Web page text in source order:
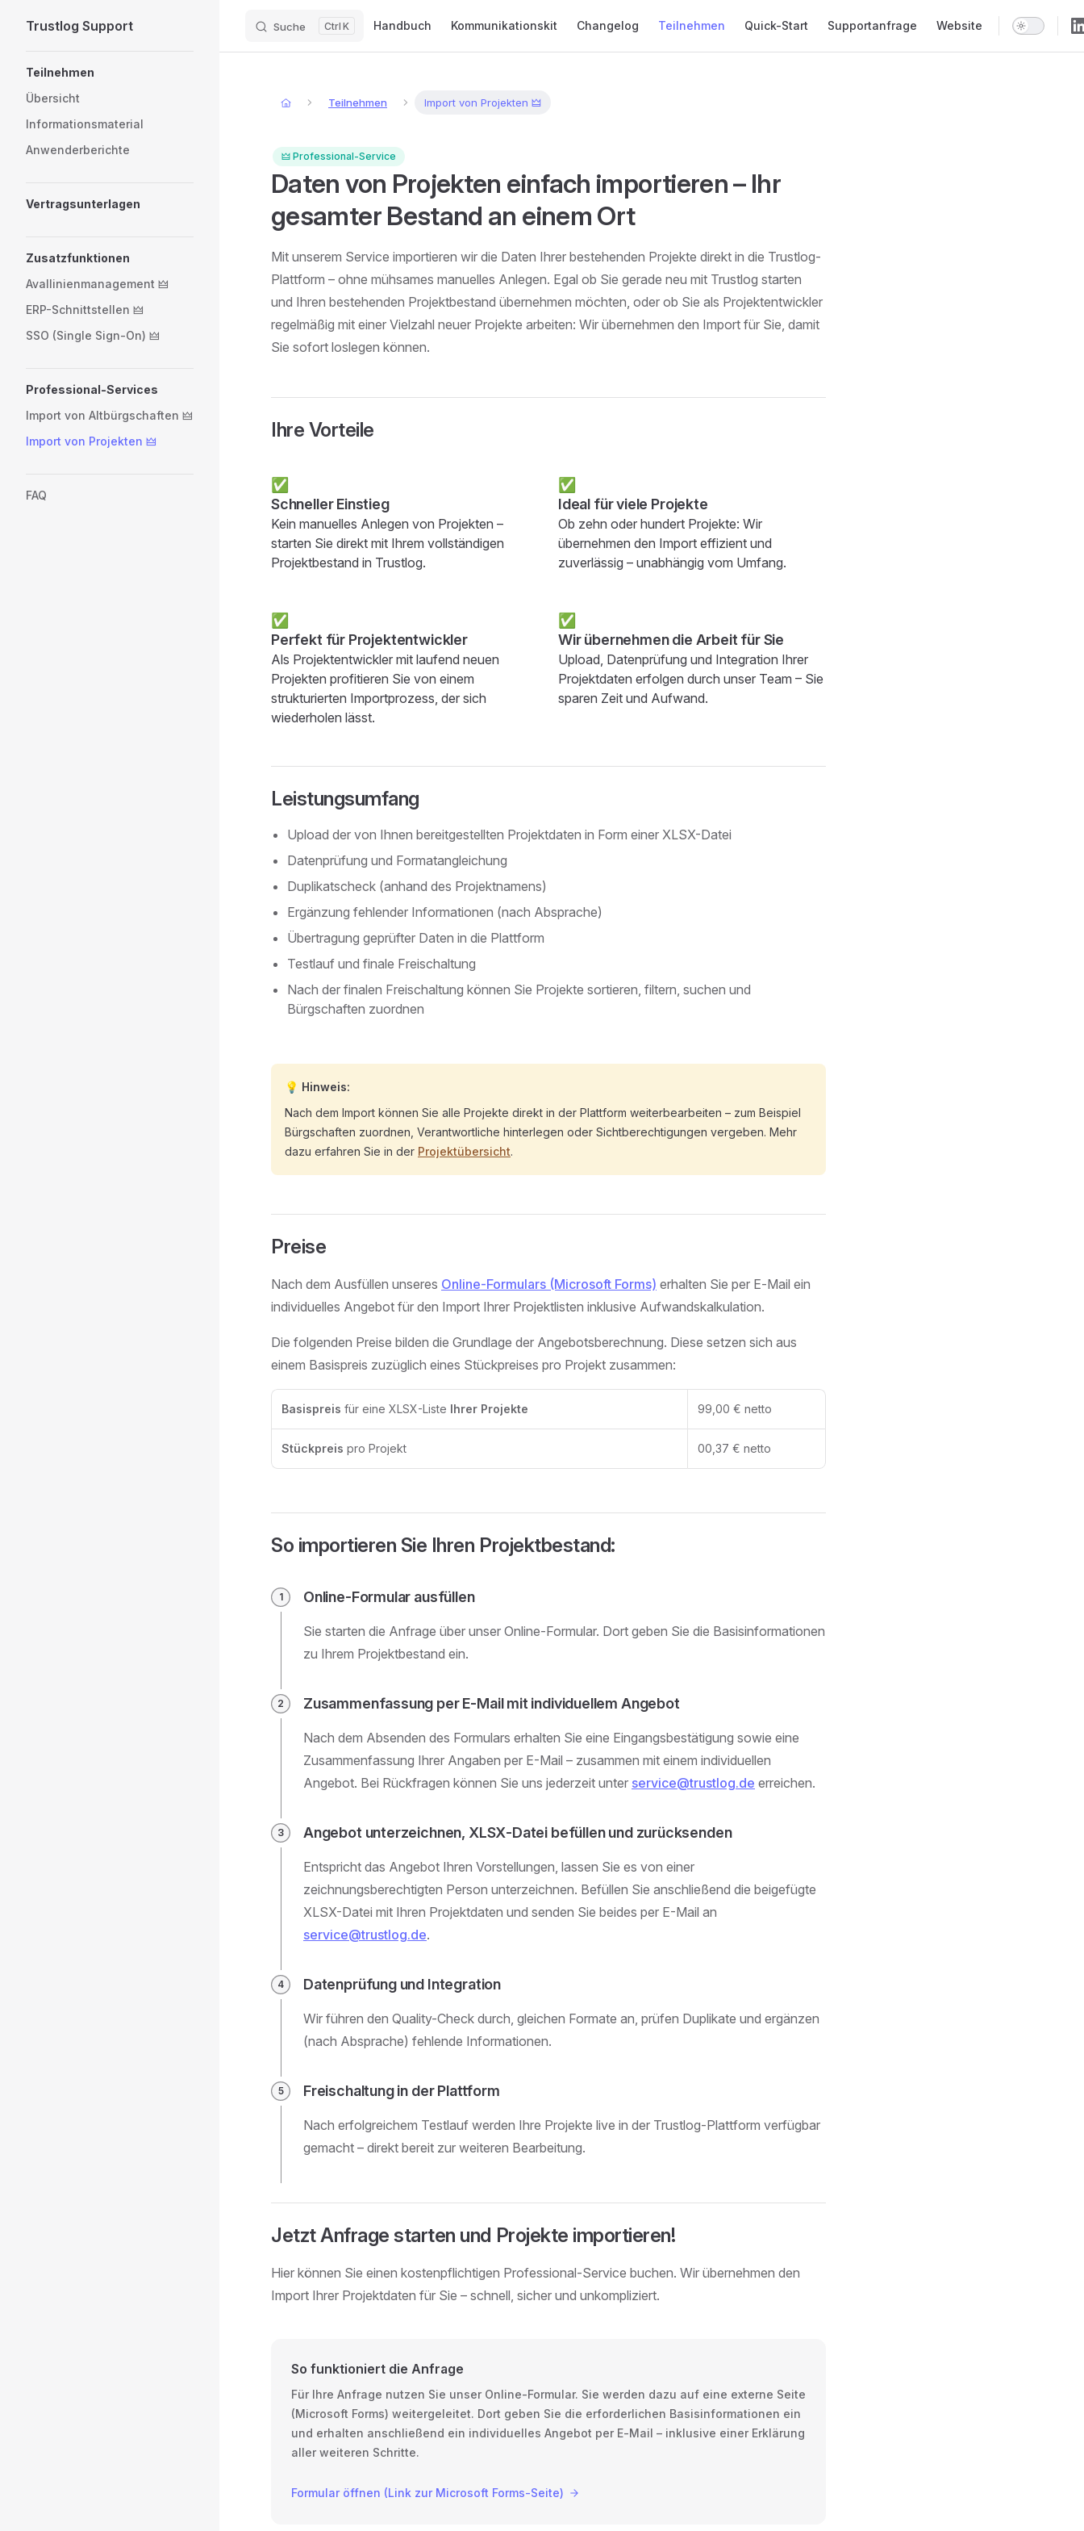
Skip to content
Trustlog Support Suche K Handbuch Kommunikationskit Changelog Teilnehmen Quick-Start Supportanfrage Website
Teilnehmen
Übersicht
Informationsmaterial
Anwenderberichte
Vertragsunterlagen
Zusatzfunktionen
Avallinienmanagement 🜲
ERP-Schnittstellen 🜲
SSO (Single Sign-On) 🜲
Professional-Services
Import von Altbürgschaften 🜲
Import von Projekten 🜲
FAQ
Teilnehmen Import von Projekten 🜲
🜲 Professional-Service
Daten von Projekten einfach importieren – Ihr
gesamter Bestand an einem Ort
Mit unserem Service importieren wir die Daten Ihrer bestehenden Projekte direkt in die Trustlog-
Plattform – ohne mühsames manuelles Anlegen. Egal ob Sie gerade neu mit Trustlog starten
und Ihren bestehenden Projektbestand übernehmen möchten, oder ob Sie als Projektentwickler
regelmäßig mit einer Vielzahl neuer Projekte arbeiten: Wir übernehmen den Import für Sie, damit
Sie sofort loslegen können.
Ihre Vorteile
✅
Schneller Einstieg
Kein manuelles Anlegen von Projekten –
starten Sie direkt mit Ihrem vollständigen
Projektbestand in Trustlog.​
✅
Ideal für viele Projekte
Ob zehn oder hundert Projekte: Wir
übernehmen den Import effizient und
zuverlässig – unabhängig vom Umfang.​
✅
Perfekt für Projektentwickler
Als Projektentwickler mit laufend neuen
Projekten profitieren Sie von einem
strukturierten Importprozess, der sich
wiederholen lässt.​
✅
Wir übernehmen die Arbeit für Sie​
Upload, Datenprüfung und Integration Ihrer
Projektdaten erfolgen durch unser Team – Sie
sparen Zeit und Aufwand.​
Leistungsumfang
Upload der von Ihnen bereitgestellten Projektdaten in Form einer XLSX-Datei
Datenprüfung und Formatangleichung
Duplikatscheck (anhand des Projektnamens)
Ergänzung fehlender Informationen (nach Absprache)
Übertragung geprüfter Daten in die Plattform
Testlauf und finale Freischaltung
Nach der finalen Freischaltung können Sie Projekte sortieren, filtern, suchen und
Bürgschaften zuordnen
💡 Hinweis:
Nach dem Import können Sie alle Projekte direkt in der Plattform weiterbearbeiten – zum Beispiel
Bürgschaften zuordnen, Verantwortliche hinterlegen oder Sichtberechtigungen vergeben. Mehr
dazu erfahren Sie in der Projektübersicht.
Preise
Nach dem Ausfüllen unseres Online-Formulars (Microsoft Forms) erhalten Sie per E‑Mail ein
individuelles Angebot für den Import Ihrer Projektlisten inklusive Aufwandskalkulation.
Die folgenden Preise bilden die Grundlage der Angebotsberechnung. Diese setzen sich aus
einem Basispreis zuzüglich eines Stückpreises pro Projekt zusammen:
Basispreis für eine XLSX-Liste Ihrer Projekte 99,00 € netto
Stückpreis pro Projekt 00,37 € netto
So importieren Sie Ihren Projektbestand:
Online-Formular ausfüllen
Sie starten die Anfrage über unser Online-Formular. Dort geben Sie die Basisinformationen
zu Ihrem Projektbestand ein.
Zusammenfassung per E-Mail mit individuellem Angebot
Nach dem Absenden des Formulars erhalten Sie eine Eingangsbestätigung sowie eine
Zusammenfassung Ihrer Angaben per E-Mail – zusammen mit einem individuellen
Angebot. Bei Rückfragen können Sie uns jederzeit unter service@trustlog.de erreichen.
Angebot unterzeichnen, XLSX‑Datei befüllen und zurücksenden
Entspricht das Angebot Ihren Vorstellungen, lassen Sie es von einer
zeichnungsberechtigten Person unterzeichnen. Befüllen Sie anschließend die beigefügte
XLSX-Datei mit Ihren Projektdaten und senden Sie beides per E-Mail an
service@trustlog.de.
Datenprüfung und Integration
Wir führen den Quality-Check durch, gleichen Formate an, prüfen Duplikate und ergänzen
(nach Absprache) fehlende Informationen.
Freischaltung in der Plattform
Nach erfolgreichem Testlauf werden Ihre Projekte live in der Trustlog-Plattform verfügbar
gemacht – direkt bereit zur weiteren Bearbeitung.
Jetzt Anfrage starten und Projekte importieren!
Hier können Sie einen kostenpflichtigen Professional-Service buchen. Wir übernehmen den
Import Ihrer Projektdaten für Sie – schnell, sicher und unkompliziert.
So funktioniert die Anfrage
Für Ihre Anfrage nutzen Sie unser Online‑Formular. Sie werden dazu auf eine externe Seite
(Microsoft Forms) weitergeleitet. Dort geben Sie die erforderlichen Basisinformationen ein
und erhalten anschließend ein individuelles Angebot per E‑Mail – inklusive einer Erklärung
aller weiteren Schritte.
Formular öffnen (Link zur Microsoft Forms-Seite)